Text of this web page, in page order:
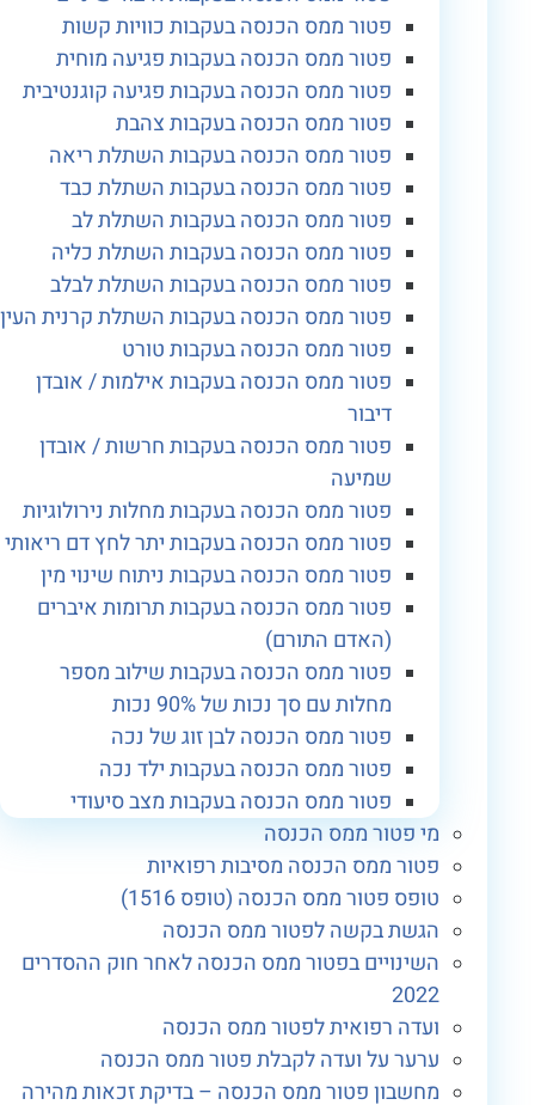
פטור ממס הכנסה בעקבות כוויות קשות
פטור ממס הכנסה בעקבות פגיעה מוחית
פטור ממס הכנסה בעקבות פגיעה קוגנטיבית
פטור ממס הכנסה בעקבות צהבת
פטור ממס הכנסה בעקבות השתלת ריאה
פטור ממס הכנסה בעקבות השתלת כבד
פטור ממס הכנסה בעקבות השתלת לב
פטור ממס הכנסה בעקבות השתלת כליה
פטור ממס הכנסה בעקבות השתלת לבלב
פטור ממס הכנסה בעקבות השתלת קרנית העין
פטור ממס הכנסה בעקבות טורט
פטור ממס הכנסה בעקבות אילמות / אובדן
פטור ממס הכנסה בעקבות חרשות / אובדן
פטור ממס הכנסה בעקבות מחלות נירולוגיות
פטור ממס הכנסה בעקבות יתר לחץ דם ריאותי
פטור ממס הכנסה בעקבות ניתוח שינוי מין
פטור ממס הכנסה בעקבות תרומות איברים
(האדם התורם)
פטור ממס הכנסה בעקבות שילוב מספר
מחלות עם סך נכות של 90% נכות
פטור ממס הכנסה לבן זוג של נכה
פטור ממס הכנסה בעקבות ילד נכה
פטור ממס הכנסה בעקבות מצב סיעודי
מי פטור ממס הכנסה
פטור ממס הכנסה מסיבות רפואיות
טופס פטור ממס הכנסה (טופס 1516)
הגשת בקשה לפטור ממס הכנסה
השינויים בפטור ממס הכנסה לאחר חוק ההסדרים
ועדה רפואית לפטור ממס הכנסה
ערער על ועדה לקבלת פטור ממס הכנסה
מחשבון פטור ממס הכנסה – בדיקת זכאות מהירה